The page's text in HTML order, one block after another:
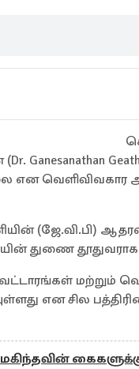
வெளிவிவகார
(ஜே.வி.பி)
துணை தூதுவராக
வட்டாரங்கள் மற்றும்
என சில